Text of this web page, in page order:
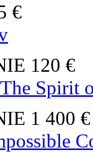
€
120 €
Spirit
1 400 €